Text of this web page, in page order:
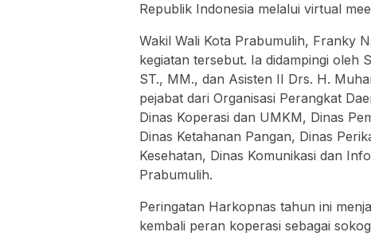
Republik Indonesia melalui virtual
Wakil Wali Kota Prabumulih, Franky
kegiatan tersebut. Ia didampingi oleh
ST., MM., dan Asisten II Drs. H.
pejabat dari Organisasi Perangkat
Dinas Koperasi dan UMKM, Dinas
Dinas Ketahanan Pangan, Dinas
Kesehatan, Dinas Komunikasi dan
Prabumulih.
Peringatan Harkopnas tahun ini
kembali peran koperasi sebagai